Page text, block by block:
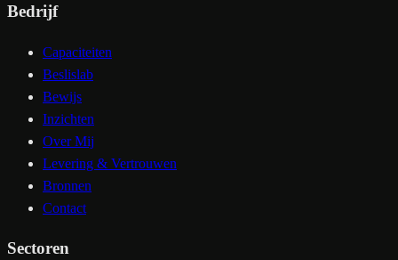
Bedrijf
Capaciteiten
Beslislab
Bewijs
Inzichten
Over Mij
Levering & Vertrouwen
Bronnen
Contact
Sectoren